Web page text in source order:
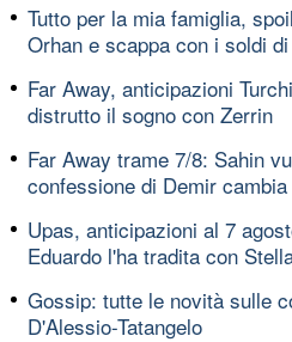
Tutto per la mia famiglia,
Orhan e scappa con i soldi
Far Away, anticipazioni
distrutto il sogno con Zerrin
Far Away trame 7/8: Sahin
confessione di Demir
Upas, anticipazioni al 7
Eduardo l'ha tradita con
Gossip: tutte le novità sulle
D'Alessio-Tatangelo